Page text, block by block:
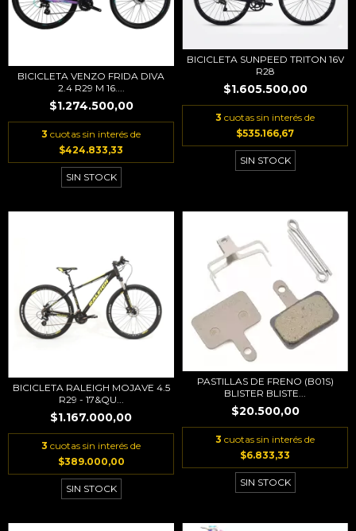
BICICLETA VENZO FRIDA DIVA
2.4 R29 M 16....
$1.274.500,00
3 cuotas sin interés de
$424.833,33
SIN STOCK
BICICLETA SUNPEED TRITON 16V
R28
$1.605.500,00
3 cuotas sin interés de
$535.166,67
SIN STOCK
BICICLETA RALEIGH MOJAVE 4.5
R29 - 17&QU...
$1.167.000,00
3 cuotas sin interés de
$389.000,00
SIN STOCK
PASTILLAS DE FRENO (B01S)
BLISTER BLISTE...
$20.500,00
3 cuotas sin interés de
$6.833,33
SIN STOCK